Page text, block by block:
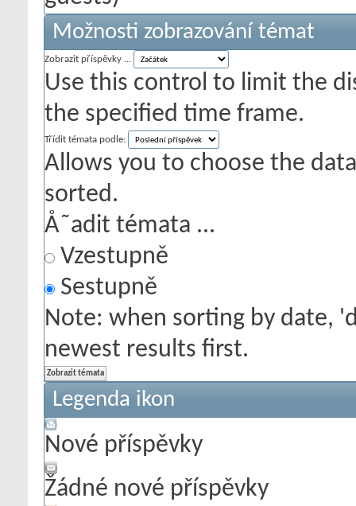
Možnosti zobrazování témat
Zobrazit příspěvky ...
Use this control to limit the
the specified time frame.
Třídit témata podle:
Allows you to choose the
sorted.
Å˜adit témata ...
Vzestupně
Sestupně
Note: when sorting by date,
newest results first.
Legenda ikon
Nové příspěvky
Žádné nové příspěvky